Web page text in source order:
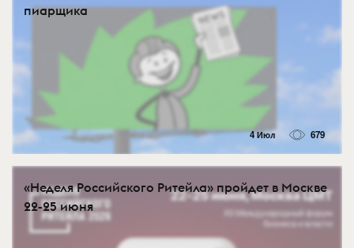
пиарщика
4 Июл 679
«Неделя Российского Ритейла» пройдет в Москве
22-25 июня